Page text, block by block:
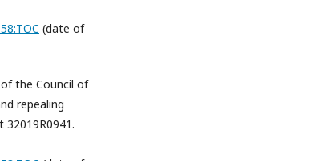
(date of
the Council of
repealing
32019R0941.